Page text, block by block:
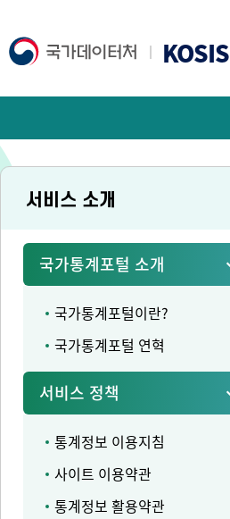
KOSIS
서비스 소개
국가통계포털 소개
국가통계포털이란?
국가통계포털 연혁
서비스 정책
통계정보 이용지침
사이트 이용약관
통계정보 활용약관